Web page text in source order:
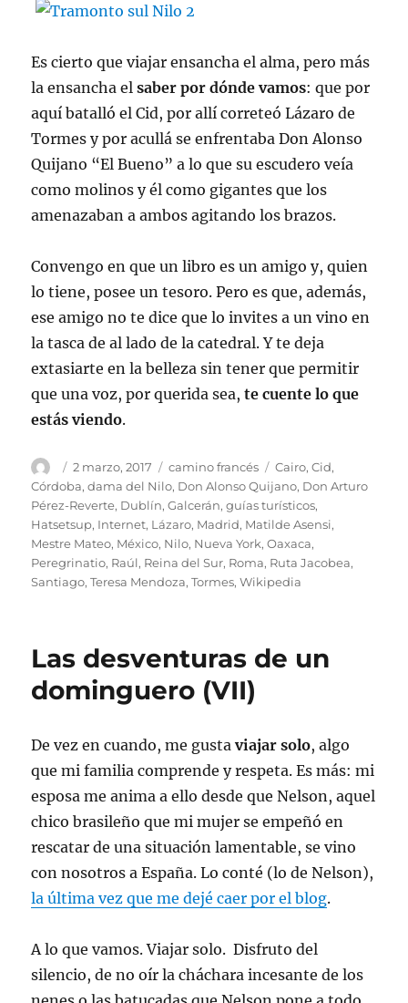
Es cierto que viajar ensancha el alma, pero más
la ensancha elsaber por dónde vamos: que por
aquí batalló el Cid, por allí correteó Lázaro de
Tormes y por acullá se enfrentaba Don Alonso
Quijano “El Bueno” a lo que su escudero veía
como molinos y él como gigantes que los
amenazaban a ambos agitando los brazos.
Convengo en que un libro es un amigo y, quien
lo tiene, posee un tesoro. Pero es que, además,
ese amigo no te dice que lo invites a un vino en
la tasca de al lado de la catedral. Y te deja
extasiarte en la belleza sin tener que permitir
que una voz, por querida sea,te cuente lo que
estás viendo.
Autor
Publicado
el
2 marzo, 2017 Categorías
camino francés Etiquetas
Cairo,Cid,
Córdoba,dama del Nilo, Don Alonso Quijano, Don Arturo
Pérez-Reverte, Dublín,Galcerán,guías turísticos,
Hatsetsup, Internet, Lázaro, Madrid, Matilde Asensi,
Mestre Mateo, México, Nilo, Nueva York,Oaxaca,
Peregrinatio, Raúl, Reina del Sur, Roma, Ruta Jacobea,
Santiago,Teresa Mendoza,Tormes,Wikipedia
Las desventuras de un
dominguero (VII)
De vez en cuando, me gustaviajar solo, algo
que mi familia comprende y respeta. Es más: mi
esposa me anima a ello desde que Nelson, aquel
chico brasileño que mi mujer se empeñó en
rescatar de una situación lamentable, se vino
con nosotros a España. Lo conté (lo de Nelson),
la última vez que me dejé caer por el blog.
A lo que vamos. Viajar solo. Disfruto del
silencio, de no oír la cháchara incesante de los